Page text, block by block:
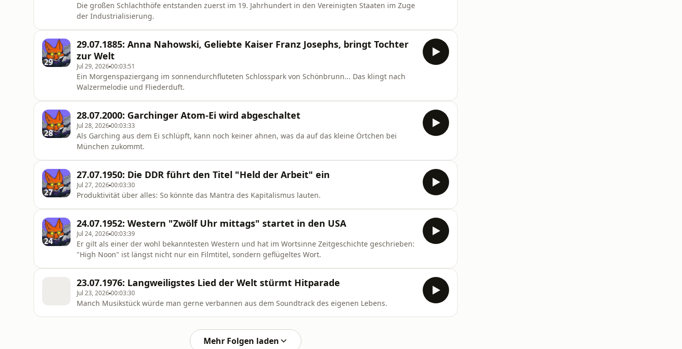
Die großen Schlachthöfe entstanden zuerst im 19. Jahrhundert in den Vereinigten Staaten im Zuge
der Industrialisierung.
29.07.1885: Anna Nahowski, Geliebte Kaiser Franz Josephs, bringt Tochter
zur Welt
Jul 29, 202600:03:51
Ein Morgenspaziergang im sonnendurchfluteten Schlosspark von Schönbrunn... Das klingt nach
Walzermelodie und Fliederduft.
28.07.2000: Garchinger Atom-Ei wird abgeschaltet
Jul 28, 202600:03:33
Als Garching aus dem Ei schlüpft, kann noch keiner ahnen, was da auf das kleine Örtchen bei
München zukommt.
27.07.1950: Die DDR führt den Titel "Held der Arbeit" ein
Jul 27, 202600:03:30
Produktivität über alles: So könnte das Mantra des Kapitalismus lauten.
24.07.1952: Western "Zwölf Uhr mittags" startet in den USA
Jul 24, 202600:03:39
Er gilt als einer der wohl bekanntesten Western und hat im Wortsinne Zeitgeschichte geschrieben:
"High Noon" ist längst nicht nur ein Filmtitel, sondern geflügeltes Wort.
23.07.1976: Langweiligstes Lied der Welt stürmt Hitparade
Jul 23, 202600:03:30
Manch Musikstück würde man gerne verbannen aus dem Soundtrack des eigenen Lebens.
Mehr Folgen laden